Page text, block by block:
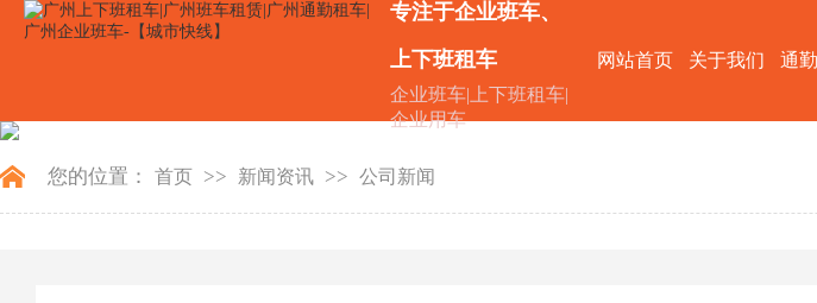
专注于企业班车、
上下班租车
企业班车|上下班租车|
企业用车
网站首页 关于我们 通
您的位置： 首页 >> 新闻资讯 >> 公司新闻